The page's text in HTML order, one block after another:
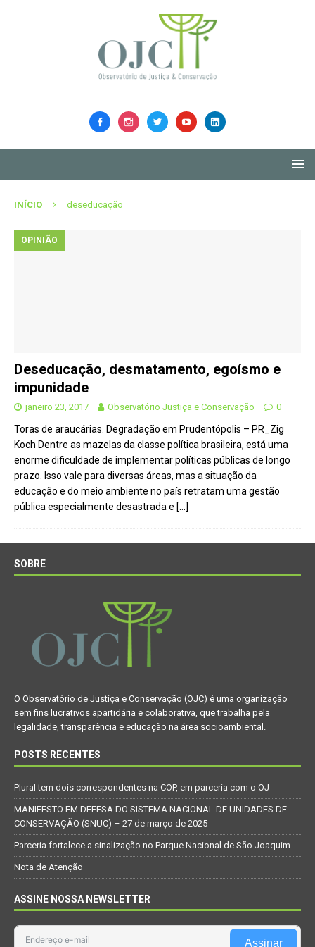
INÍCIO deseducação
OPINIÃO
Deseducação, desmatamento, egoísmo e
impunidade
janeiro 23, 2017 Observatório Justiça e Conservação 0
Toras de araucárias. Degradação em Prudentópolis – PR_Zig
Koch Dentre as mazelas da classe política brasileira, está uma
enorme dificuldade de implementar políticas públicas de longo
prazo. Isso vale para diversas áreas, mas a situação da
educação e do meio ambiente no país retratam uma gestão
pública especialmente desastrada e […]
SOBRE
O Observatório de Justiça e Conservação (OJC) é uma organização
sem fins lucrativos apartidária e colaborativa, que trabalha pela
legalidade, transparência e educação na área socioambiental.
POSTS RECENTES
Plural tem dois correspondentes na COP, em parceria com o OJ
MANIFESTO EM DEFESA DO SISTEMA NACIONAL DE UNIDADES DE
CONSERVAÇÃO (SNUC) – 27 de março de 2025
Parceria fortalece a sinalização no Parque Nacional de São Joaquim
Nota de Atenção
ASSINE NOSSA NEWSLETTER
Assinar